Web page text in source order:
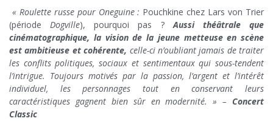
« Roulette russe pour Oneguine : Pouchkine chez Lars von Trier
(périodeDogville), pourquoi pas ?Aussi théâtrale que
cinématographique, la vision de la jeune metteuse en scène
est ambitieuse et cohérente, celle-ci n’oubliant jamais de traiter
les conflits politiques, sociaux et sentimentaux qui sous-tendent
l’intrigue. Toujours motivés par la passion, l’argent et l’intérêt
individuel, les personnages tout en conservant leurs
caractéristiques gagnent bien sûr en modernité. » – Concert
Classic